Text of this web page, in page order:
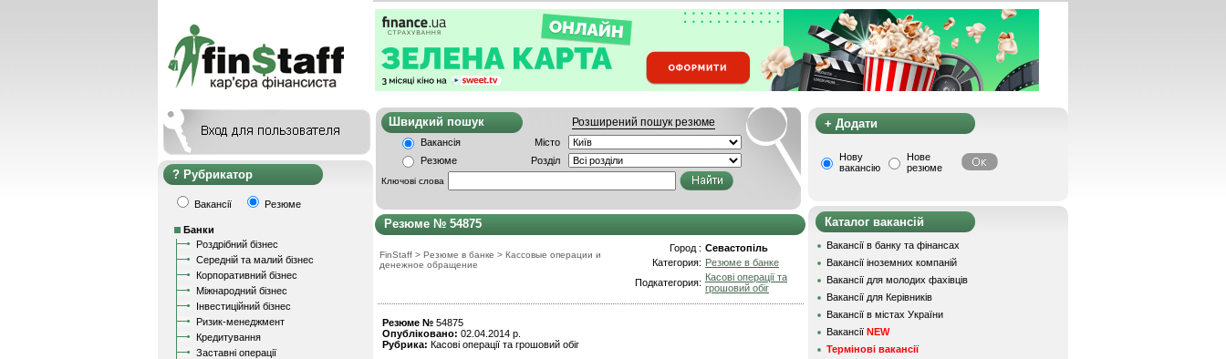
Рубрикатор
Вакансії Резюме
Банки
Роздрібний бізнес
Середній та малий бізнес
Корпоративний бізнес
Міжнародний бізнес
Інвестиційний бізнес
Ризик-менеджмент
Кредитування
Заставні операції
Швидкий пошук Розширений пошук резюме
Вакансія
Місто
Резюме
Розділ
Ключові слова
Резюме № 54875
FinStaff > Резюме в банке > Кассовые операции и
денежное обращение
Город : Севастопіль
Категория: Резюме в банке
Подкатегория: Касові операції та
грошовий обіг
Резюме № 54875
Опубліковано: 02.04.2014 р.
Рубрика: Касові операції та грошовий обіг
+ Додати
Нову
вакансію
Нове
резюме
Каталог вакансій
Вакансії в банку та фінансах
Вакансії іноземних компаній
Вакансії для молодих фахівців
Вакансії для Керівників
Вакансії в містах України
Вакансії NEW
Термінові вакансії